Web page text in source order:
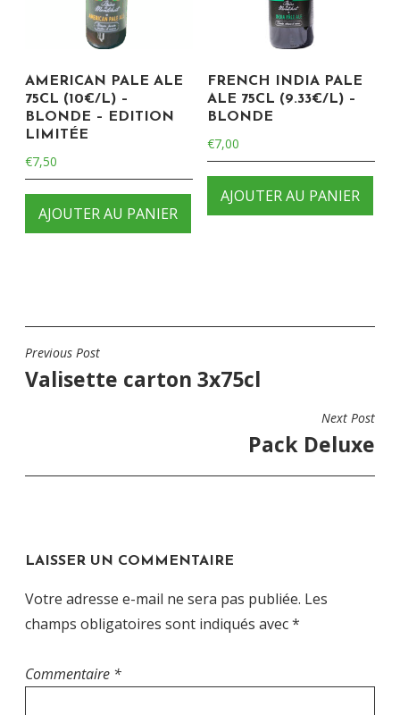
AMERICAN PALE ALE
75CL (10€/L) –
BLONDE – EDITION
LIMITÉE
€7,50
AJOUTER AU PANIER
FRENCH INDIA PALE
ALE 75CL (9.33€/L) –
BLONDE
€7,00
AJOUTER AU PANIER
NAVIGATION
DE
Previous Post
Valisette carton 3x75cl
Next Post
Pack Deluxe
LAISSER UN COMMENTAIRE
Votre adresse e-mail ne sera pas publiée. Les
champs obligatoires sont indiqués avec*
Commentaire *